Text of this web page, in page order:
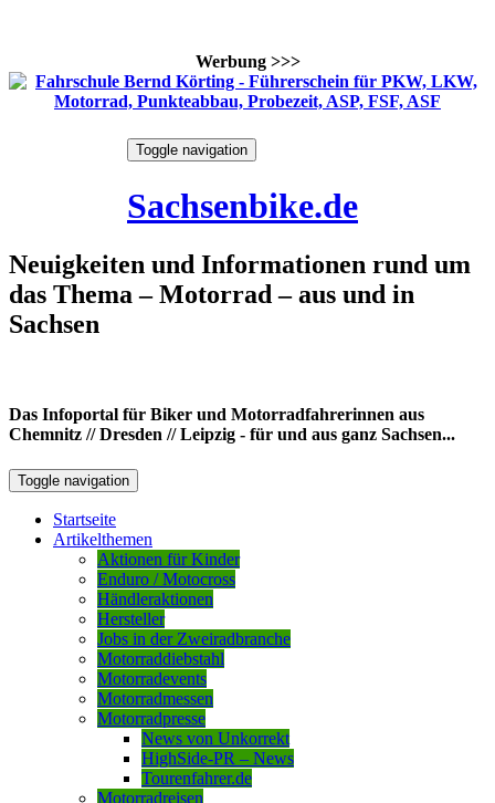
Werbung >>>
Toggle navigation
Sachsenbike.de
Neuigkeiten und Informationen rund um
das Thema – Motorrad – aus und in
Sachsen
Das Infoportal für Biker und Motorradfahrerinnen aus
Chemnitz // Dresden // Leipzig - für und aus ganz Sachsen...
Toggle navigation
Startseite
Artikelthemen
Aktionen für Kinder
Enduro / Motocross
Händleraktionen
Hersteller
Jobs in der Zweiradbranche
Motorraddiebstahl
Motorradevents
Motorradmessen
Motorradpresse
News von Unkorrekt
HighSide-PR – News
Tourenfahrer.de
Motorradreisen